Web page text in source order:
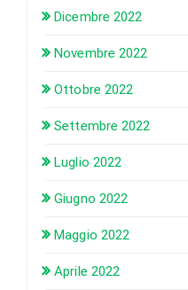
Dicembre 2022
Novembre 2022
Ottobre 2022
Settembre 2022
Luglio 2022
Giugno 2022
Maggio 2022
Aprile 2022